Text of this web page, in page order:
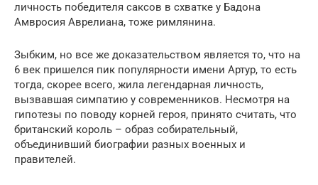
личность победителя саксов в схватке у Бадона
Амвросия Аврелиана, тоже римлянина.
Зыбким, но все же доказательством является то, что на
6 век пришелся пик популярности имени Артур, то есть
тогда, скорее всего, жила легендарная личность,
вызвавшая симпатию у современников. Несмотря на
гипотезы по поводу корней героя, принято считать, что
британский король – образ собирательный,
объединивший биографии разных военных и
правителей.